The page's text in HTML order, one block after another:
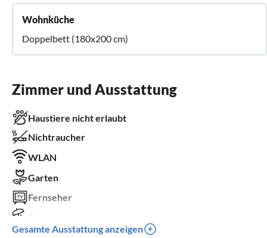
Wohnküche
Doppelbett (180x200 cm)
Zimmer und Ausstattung
Haustiere nicht erlaubt
Nichtraucher
WLAN
Garten
Fernseher
Kamin
Gesamte Ausstattung anzeigen